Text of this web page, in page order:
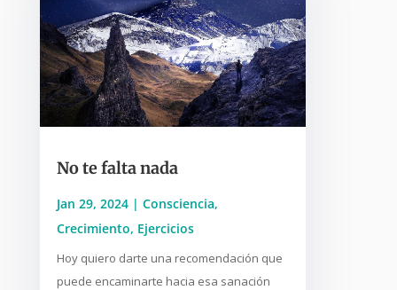
No te falta nada
Jan 29, 2024| Consciencia,
Crecimiento, Ejercicios
Hoy quiero darte una recomendación que
puede encaminarte hacia esa sanación